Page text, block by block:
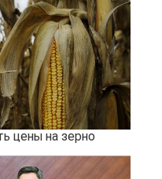
цены на зерно